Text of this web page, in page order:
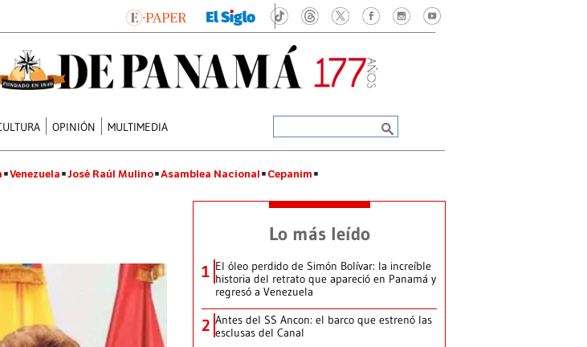
OPINIÓN MULTIMEDIA
Venezuela José Raúl Mulino Asamblea Nacional Cepanim
Lo más leído
1 El óleo perdido de Simón Bolívar: la increíble
historia del retrato que apareció en Panamá y
regresó a Venezuela
2 Antes del SS Ancon: el barco que estrenó las
esclusas del Canal